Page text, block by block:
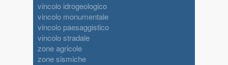
vincolo idrogeologico
vincolo monumentale
vincolo paesaggistico
vincolo stradale
zone agricole
zone sismiche